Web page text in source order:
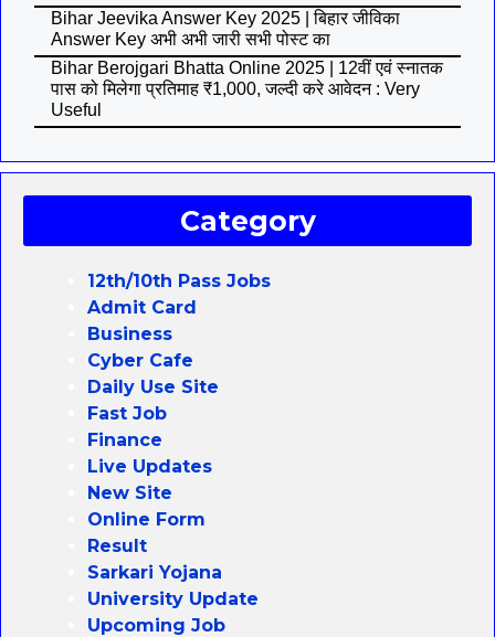
Bihar Jeevika Answer Key 2025 | बिहार जीविका
Answer Key अभी अभी जारी सभी पोस्ट का
Bihar Berojgari Bhatta Online 2025 | 12वीं एवं स्नातक
पास को मिलेगा प्रतिमाह ₹1,000, जल्दी करे आवेदन : Very
Useful
Category
12th/10th Pass Jobs
Admit Card
Business
Cyber Cafe
Daily Use Site
Fast Job
Finance
Live Updates
New Site
Online Form
Result
Sarkari Yojana
University Update
Upcoming Job